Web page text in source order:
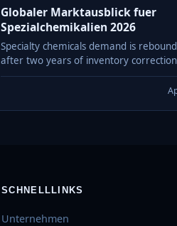
Globaler Marktausblick fuer
Spezialchemikalien 2026
Specialty chemicals demand is
after two years of inventory
Pacific leads growth while European
face margin pressure from energy
SCHNELLLINKS
Unternehmen